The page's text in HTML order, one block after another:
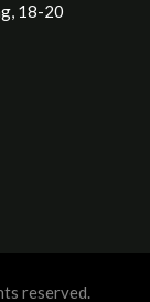
18-20
reserved.